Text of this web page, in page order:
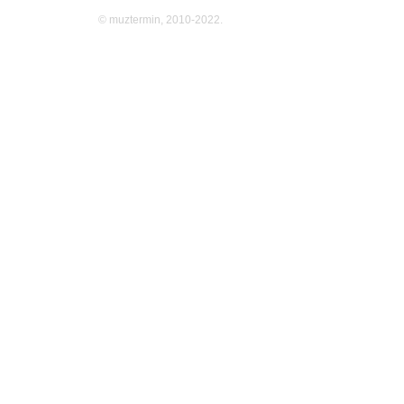
© muztermin, 2010-2022.